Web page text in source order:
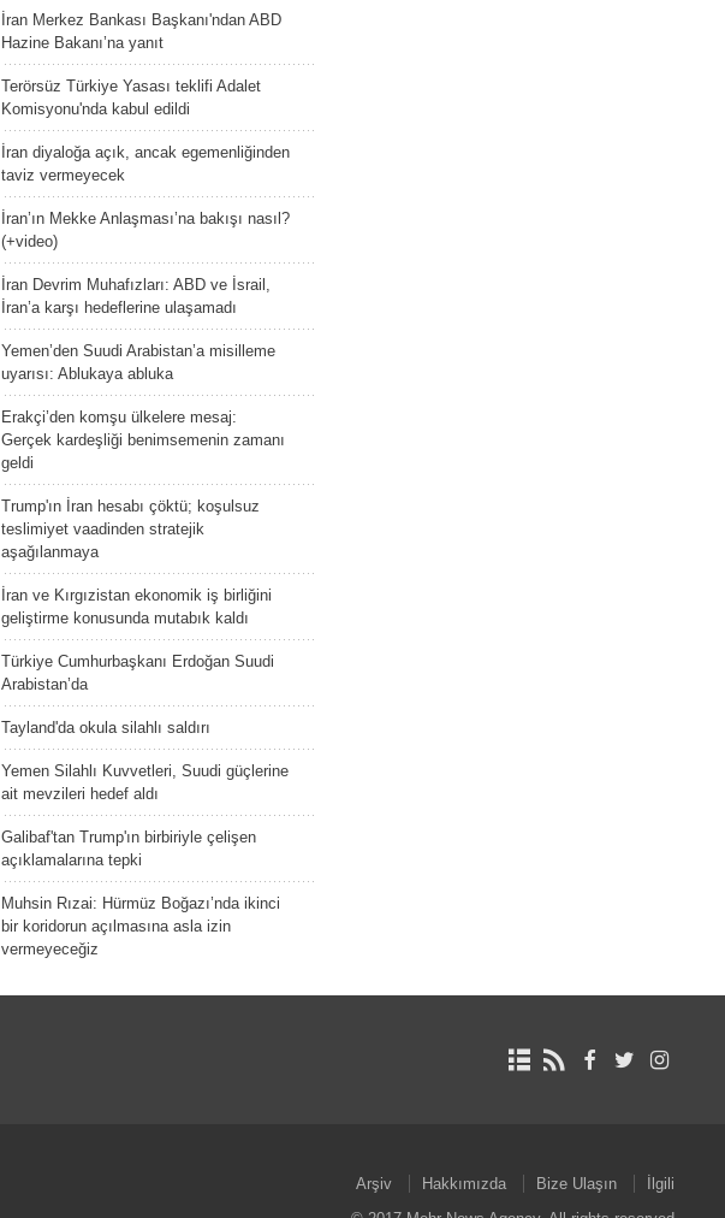
İran Merkez Bankası Başkanı'ndan ABD
Hazine Bakanı’na yanıt
Terörsüz Türkiye Yasası teklifi Adalet
Komisyonu'nda kabul edildi
İran diyaloğa açık, ancak egemenliğinden
taviz vermeyecek
İran’ın Mekke Anlaşması’na bakışı nasıl?
(+video)
İran Devrim Muhafızları: ABD ve İsrail,
İran’a karşı hedeflerine ulaşamadı
Yemen’den Suudi Arabistan’a misilleme
uyarısı: Ablukaya abluka
Erakçi’den komşu ülkelere mesaj:
Gerçek kardeşliği benimsemenin zamanı
geldi
Trump'ın İran hesabı çöktü; koşulsuz
teslimiyet vaadinden stratejik
aşağılanmaya
İran ve Kırgızistan ekonomik iş birliğini
geliştirme konusunda mutabık kaldı
Türkiye Cumhurbaşkanı Erdoğan Suudi
Arabistan’da
Tayland'da okula silahlı saldırı
Yemen Silahlı Kuvvetleri, Suudi güçlerine
ait mevzileri hedef aldı
Galibaf'tan Trump'ın birbiriyle çelişen
açıklamalarına tepki
Muhsin Rızai: Hürmüz Boğazı’nda ikinci
bir koridorun açılmasına asla izin
vermeyeceğiz
Arşiv Hakkımızda Bize Ulaşın
İlgili